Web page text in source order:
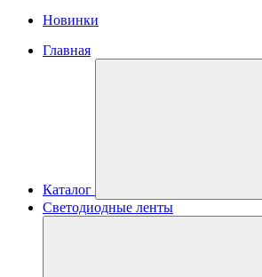
Новинки
Главная
Каталог
Светодиодные ленты